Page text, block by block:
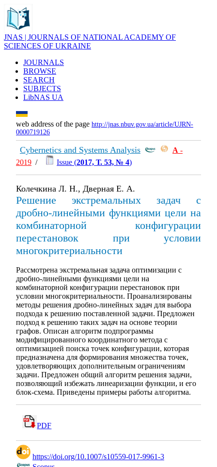
JNAS | JOURNALS OF NATIONAL ACADEMY OF
SCIENCES OF UKRAINE
JOURNALS
BROWSE
SEARCH
SUBJECTS
LibNAS UA
web address of the page http://jnas.nbuv.gov.ua/article/UJRN-
0000719126
Cybernetics and Systems Analysis А -
2019 / Issue (2017, Т. 53, № 4)
Колечкина Л. Н., Дверная Е. А.
Решение экстремальных задач с
дробно-линейными функциями цели на
комбинаторной конфигурации
перестановок при условии
многокритериальности
Рассмотрена экстремальная задача оптимизации с
дробно-линейными функциями цели на
комбинаторной конфигурации перестановок при
условии многокритериальности. Проанализированы
методы решения дробно-линейных задач для выбора
подхода к решению поставленной задачи. Предложен
подход к решению таких задач на основе теории
графов. Описан алгоритм подпрограммы
модифицированного координатного метода с
оптимизацией поиска точек конфигурации, которая
предназначена для формирования множества точек,
удовлетворяющих дополнительным ограничениям
задачи. Предложен общий алгоритм решения задачи,
позволяющий избежать линеаризации функции, и его
блок-схема. Приведены примеры работы алгоритма.
PDF
https://doi.org/10.1007/s10559-017-9961-3